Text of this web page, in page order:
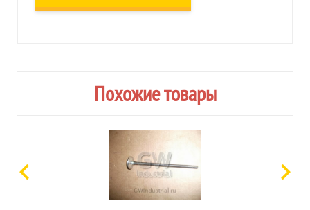
Похожие товары